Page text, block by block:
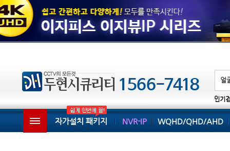
인기
자가설치 패키지 NVR-IP WQHD/QHD/AHD